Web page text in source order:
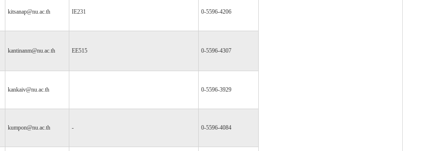
kitsanap@nu.ac.th IE231 0-5596-4206
kantinanm@nu.ac.th EE515 0-5596-4307
kankaiv@nu.ac.th 0-5596-3929
kumpon@nu.ac.th - 0-5596-4084